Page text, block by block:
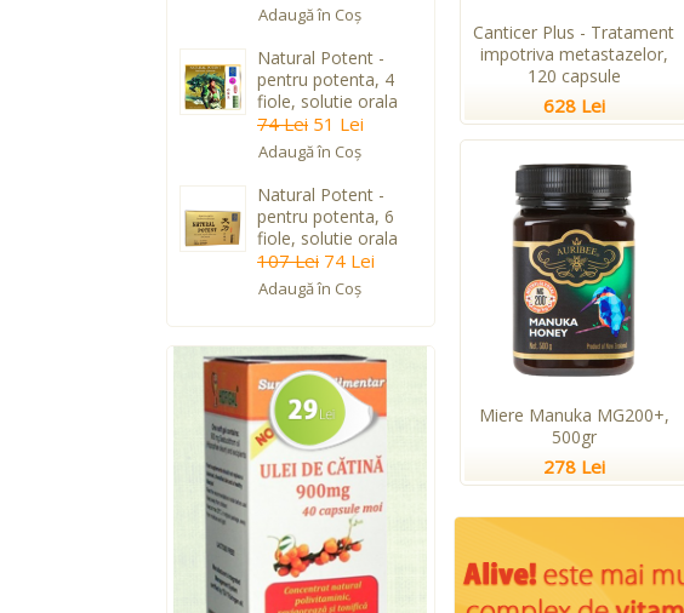
Adaugă în Coş
Natural Potent -
pentru potenta, 4
fiole, solutie orala
74 Lei 51 Lei
Adaugă în Coş
Natural Potent -
pentru potenta, 6
fiole, solutie orala
107 Lei 74 Lei
Adaugă în Coş
Canticer Plus - Tratament
impotriva metastazelor,
120 capsule
628 Lei
Miere Manuka MG200+,
500gr
278 Lei